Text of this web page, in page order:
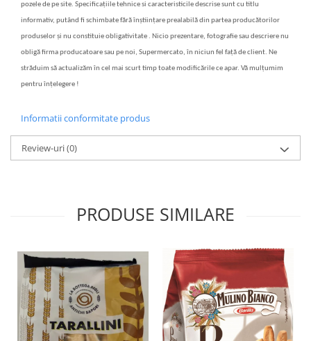
pozele de pe site. Specificațiile tehnice si caracteristicile descrise sunt cu titlu
informativ, putând fi schimbate fără înștiințare prealabilă din partea producătorilor
produselor și nu constituie obligativitate . Nicio prezentare, fotografie sau descriere nu
obligă firma producatoare sau pe noi, Supermercato, în niciun fel față de client. Ne
străduim să actualizăm în cel mai scurt timp toate modificările ce apar. Vă mulțumim
pentru înțelegere !
Informatii conformitate produs
Review-uri(0)
PRODUSE SIMILARE